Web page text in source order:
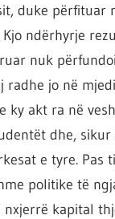
duke përfituar
ndërhyrje
nuk
radhe jo në
akt ra në
dhe,
e tyre. Pas
politike të
nxjerrë kapital